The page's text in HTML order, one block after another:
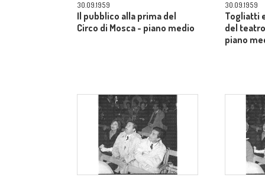
30.09.1959
Il pubblico alla prima del
Circo di Mosca - piano medio
30.09.1959
Togliatti
del
piano